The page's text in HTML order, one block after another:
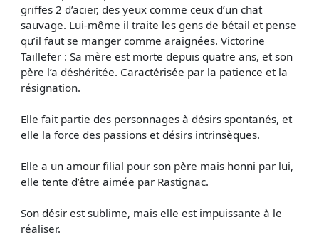
griffes 2 d’acier, des yeux comme ceux d’un chat
sauvage. Lui-même il traite les gens de bétail et pense
qu’il faut se manger comme araignées. Victorine
Taillefer : Sa mère est morte depuis quatre ans, et son
père l’a déshéritée. Caractérisée par la patience et la
résignation.
Elle fait partie des personnages à désirs spontanés, et
elle la force des passions et désirs intrinsèques.
Elle a un amour filial pour son père mais honni par lui,
elle tente d’être aimée par Rastignac.
Son désir est sublime, mais elle est impuissante à le
réaliser.